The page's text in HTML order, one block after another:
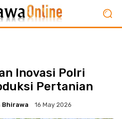
Inovasi Polri
Pertanian
Bhirawa 16 May 2026